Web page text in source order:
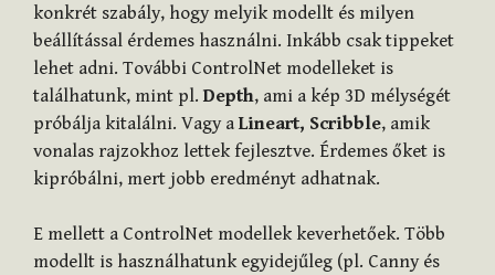
konkrét szabály, hogy melyik modellt és milyen
beállítással érdemes használni. Inkább csak tippeket
lehet adni. További ControlNet modelleket is
találhatunk, mint pl. Depth, ami a kép 3D mélységét
próbálja kitalálni. Vagy a Lineart, Scribble, amik
vonalas rajzokhoz lettek fejlesztve. Érdemes őket is
kipróbálni, mert jobb eredményt adhatnak.
E mellett a ControlNet modellek keverhetőek. Több
modellt is használhatunk egyidejűleg (pl. Canny és